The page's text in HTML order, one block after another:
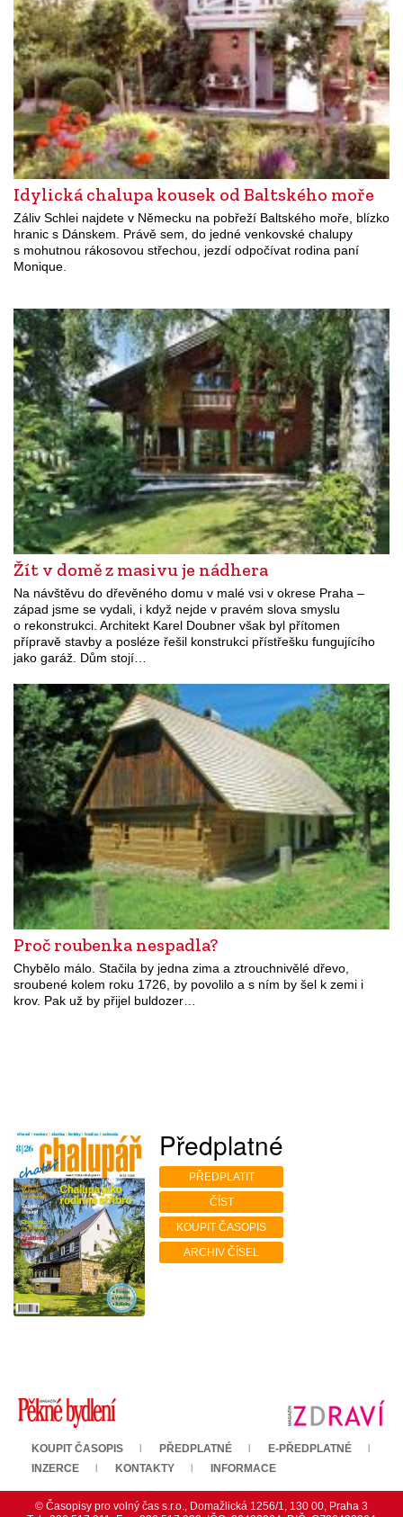
Idylická chalupa kousek od Baltského moře
Záliv Schlei najdete v Německu na pobřeží Baltského moře, blízko
hranic s Dánskem. Právě sem, do jedné venkovské chalupy
s mohutnou rákosovou střechou, jezdí odpočívat rodina paní
Monique.
Žít v domě z masivu je nádhera
Na návštěvu do dřevěného domu v malé vsi v okrese Praha –
západ jsme se vydali, i když nejde v pravém slova smyslu
o rekonstrukci. Architekt Karel Doubner však byl přítomen
přípravě stavby a posléze řešil konstrukci přístřešku fungujícího
jako garáž. Dům stojí…
Proč roubenka nespadla?
Chybělo málo. Stačila by jedna zima a ztrouchnivělé dřevo,
sroubené kolem roku 1726, by povolilo a s ním by šel k zemi i
krov. Pak už by přijel buldozer…
Předplatné
PŘEDPLATIT
ČÍST
KOUPIT ČASOPIS
ARCHIV ČÍSEL
KOUPIT ČASOPIS PŘEDPLATNÉ
E-PŘEDPLATNÉ
INZERCE
KONTAKTY INFORMACE
© Časopisy pro volný čas s.r.o., Domažlická 1256/1, 130 00, Praha 3